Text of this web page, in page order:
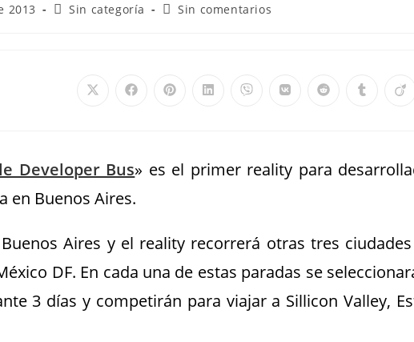
2013 Sin categoría Sin comentarios
Developer Bus» es el primer reality para
en Buenos Aires.
Aires y el reality recorrerá otras tres
DF. En cada una de estas paradas se
3 días y competirán para viajar a Sillicon Valley,